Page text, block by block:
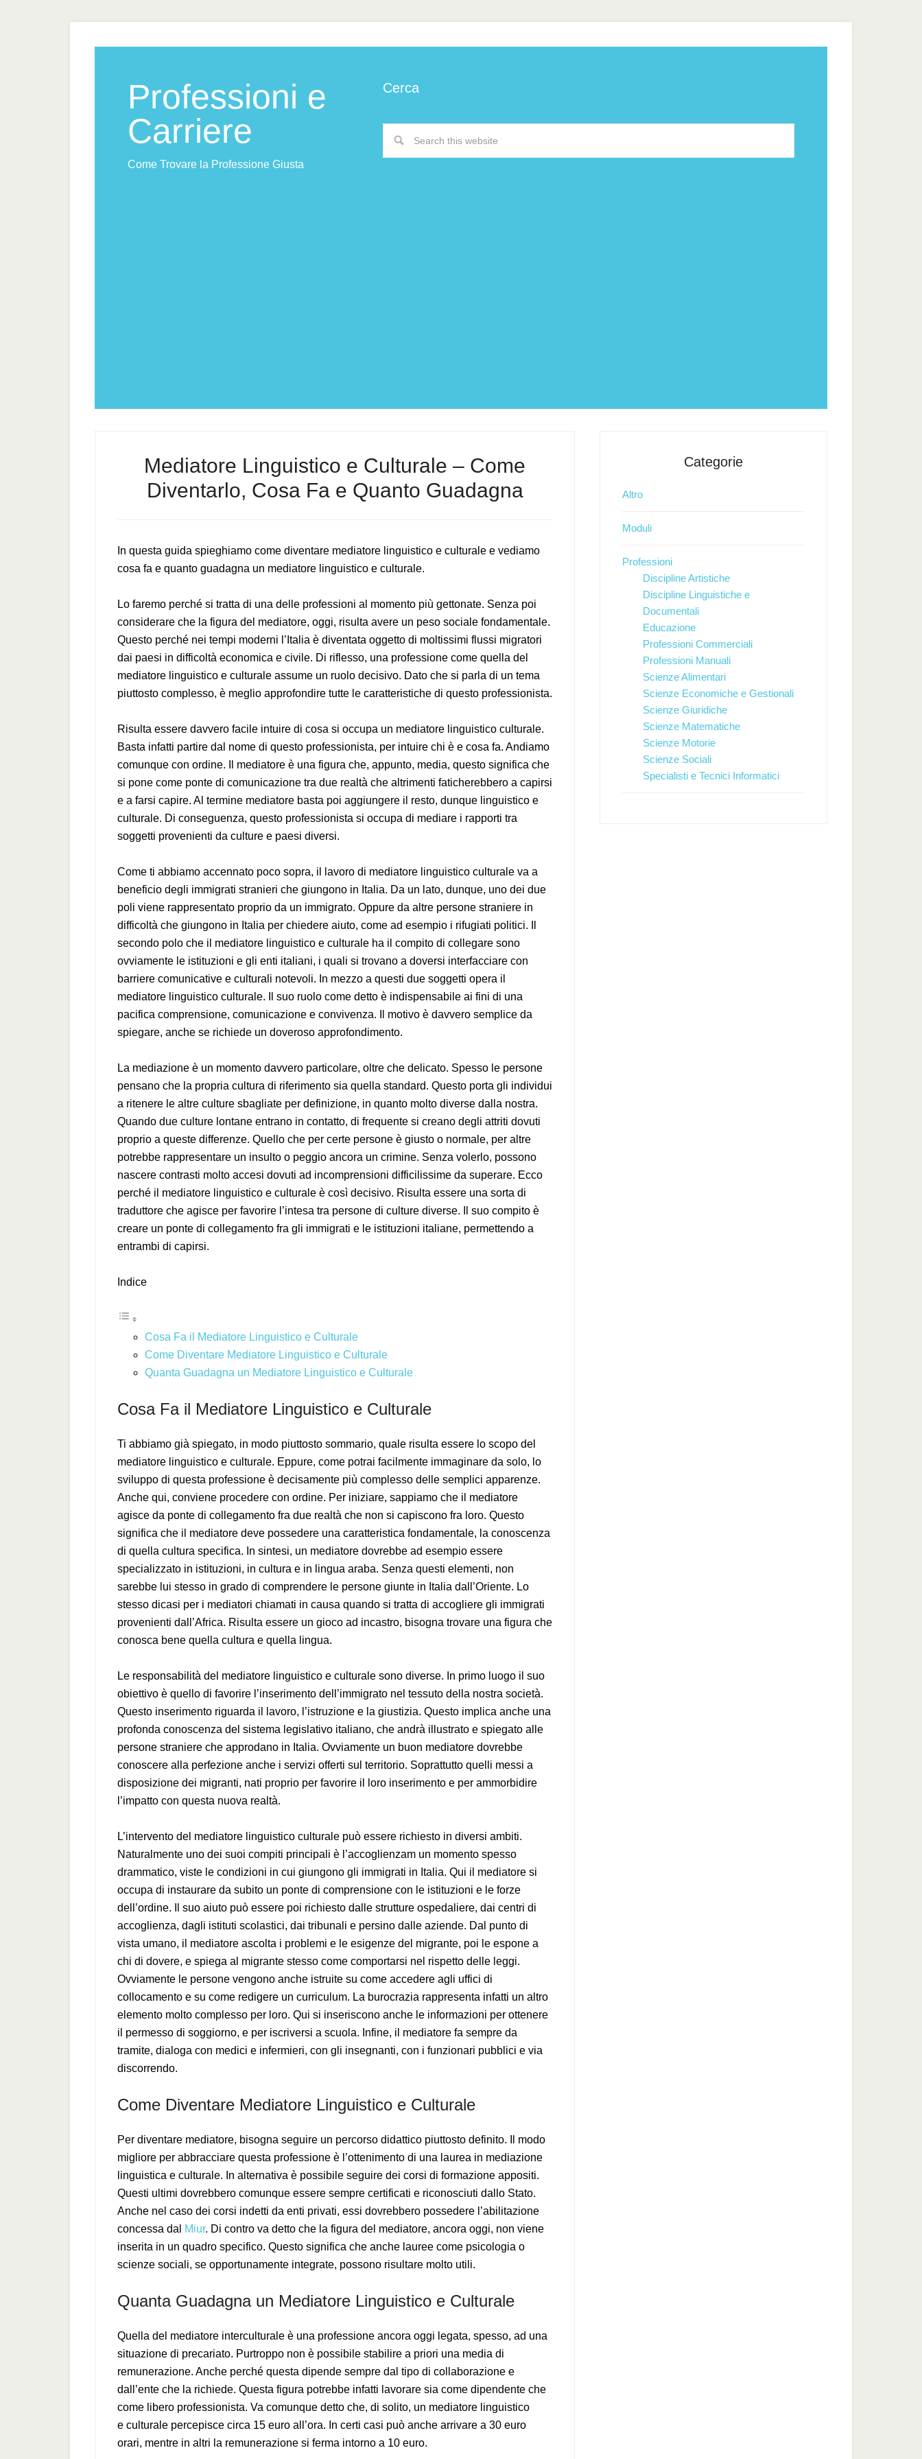
Professioni e
Carriere
Come Trovare la Professione Giusta
Cerca
Mediatore Linguistico e Culturale – Come
Diventarlo, Cosa Fa e Quanto Guadagna
In questa guida spieghiamo come diventare mediatore linguistico e culturale e vediamo
cosa fa e quanto guadagna un mediatore linguistico e culturale.
Lo faremo perché si tratta di una delle professioni al momento più gettonate. Senza poi
considerare che la figura del mediatore, oggi, risulta avere un peso sociale fondamentale.
Questo perché nei tempi moderni l’Italia è diventata oggetto di moltissimi flussi migratori
dai paesi in difficoltà economica e civile. Di riflesso, una professione come quella del
mediatore linguistico e culturale assume un ruolo decisivo. Dato che si parla di un tema
piuttosto complesso, è meglio approfondire tutte le caratteristiche di questo professionista.
Risulta essere davvero facile intuire di cosa si occupa un mediatore linguistico culturale.
Basta infatti partire dal nome di questo professionista, per intuire chi è e cosa fa. Andiamo
comunque con ordine. Il mediatore è una figura che, appunto, media, questo significa che
si pone come ponte di comunicazione tra due realtà che altrimenti faticherebbero a capirsi
e a farsi capire. Al termine mediatore basta poi aggiungere il resto, dunque linguistico e
culturale. Di conseguenza, questo professionista si occupa di mediare i rapporti tra
soggetti provenienti da culture e paesi diversi.
Come ti abbiamo accennato poco sopra, il lavoro di mediatore linguistico culturale va a
beneficio degli immigrati stranieri che giungono in Italia. Da un lato, dunque, uno dei due
poli viene rappresentato proprio da un immigrato. Oppure da altre persone straniere in
difficoltà che giungono in Italia per chiedere aiuto, come ad esempio i rifugiati politici. Il
secondo polo che il mediatore linguistico e culturale ha il compito di collegare sono
ovviamente le istituzioni e gli enti italiani, i quali si trovano a doversi interfacciare con
barriere comunicative e culturali notevoli. In mezzo a questi due soggetti opera il
mediatore linguistico culturale. Il suo ruolo come detto è indispensabile ai fini di una
pacifica comprensione, comunicazione e convivenza. Il motivo è davvero semplice da
spiegare, anche se richiede un doveroso approfondimento.
La mediazione è un momento davvero particolare, oltre che delicato. Spesso le persone
pensano che la propria cultura di riferimento sia quella standard. Questo porta gli individui
a ritenere le altre culture sbagliate per definizione, in quanto molto diverse dalla nostra.
Quando due culture lontane entrano in contatto, di frequente si creano degli attriti dovuti
proprio a queste differenze. Quello che per certe persone è giusto o normale, per altre
potrebbe rappresentare un insulto o peggio ancora un crimine. Senza volerlo, possono
nascere contrasti molto accesi dovuti ad incomprensioni difficilissime da superare. Ecco
perché il mediatore linguistico e culturale è così decisivo. Risulta essere una sorta di
traduttore che agisce per favorire l’intesa tra persone di culture diverse. Il suo compito è
creare un ponte di collegamento fra gli immigrati e le istituzioni italiane, permettendo a
entrambi di capirsi.
Indice
Cosa Fa il Mediatore Linguistico e Culturale
Come Diventare Mediatore Linguistico e Culturale
Quanta Guadagna un Mediatore Linguistico e Culturale
Cosa Fa il Mediatore Linguistico e Culturale
Ti abbiamo già spiegato, in modo piuttosto sommario, quale risulta essere lo scopo del
mediatore linguistico e culturale. Eppure, come potrai facilmente immaginare da solo, lo
sviluppo di questa professione è decisamente più complesso delle semplici apparenze.
Anche qui, conviene procedere con ordine. Per iniziare, sappiamo che il mediatore
agisce da ponte di collegamento fra due realtà che non si capiscono fra loro. Questo
significa che il mediatore deve possedere una caratteristica fondamentale, la conoscenza
di quella cultura specifica. In sintesi, un mediatore dovrebbe ad esempio essere
specializzato in istituzioni, in cultura e in lingua araba. Senza questi elementi, non
sarebbe lui stesso in grado di comprendere le persone giunte in Italia dall’Oriente. Lo
stesso dicasi per i mediatori chiamati in causa quando si tratta di accogliere gli immigrati
provenienti dall’Africa. Risulta essere un gioco ad incastro, bisogna trovare una figura che
conosca bene quella cultura e quella lingua.
Le responsabilità del mediatore linguistico e culturale sono diverse. In primo luogo il suo
obiettivo è quello di favorire l’inserimento dell’immigrato nel tessuto della nostra società.
Questo inserimento riguarda il lavoro, l’istruzione e la giustizia. Questo implica anche una
profonda conoscenza del sistema legislativo italiano, che andrà illustrato e spiegato alle
persone straniere che approdano in Italia. Ovviamente un buon mediatore dovrebbe
conoscere alla perfezione anche i servizi offerti sul territorio. Soprattutto quelli messi a
disposizione dei migranti, nati proprio per favorire il loro inserimento e per ammorbidire
l’impatto con questa nuova realtà.
L’intervento del mediatore linguistico culturale può essere richiesto in diversi ambiti.
Naturalmente uno dei suoi compiti principali è l’accoglienzam un momento spesso
drammatico, viste le condizioni in cui giungono gli immigrati in Italia. Qui il mediatore si
occupa di instaurare da subito un ponte di comprensione con le istituzioni e le forze
dell’ordine. Il suo aiuto può essere poi richiesto dalle strutture ospedaliere, dai centri di
accoglienza, dagli istituti scolastici, dai tribunali e persino dalle aziende. Dal punto di
vista umano, il mediatore ascolta i problemi e le esigenze del migrante, poi le espone a
chi di dovere, e spiega al migrante stesso come comportarsi nel rispetto delle leggi.
Ovviamente le persone vengono anche istruite su come accedere agli uffici di
collocamento e su come redigere un curriculum. La burocrazia rappresenta infatti un altro
elemento molto complesso per loro. Qui si inseriscono anche le informazioni per ottenere
il permesso di soggiorno, e per iscriversi a scuola. Infine, il mediatore fa sempre da
tramite, dialoga con medici e infermieri, con gli insegnanti, con i funzionari pubblici e via
discorrendo.
Come Diventare Mediatore Linguistico e Culturale
Per diventare mediatore, bisogna seguire un percorso didattico piuttosto definito. Il modo
migliore per abbracciare questa professione è l’ottenimento di una laurea in mediazione
linguistica e culturale. In alternativa è possibile seguire dei corsi di formazione appositi.
Questi ultimi dovrebbero comunque essere sempre certificati e riconosciuti dallo Stato.
Anche nel caso dei corsi indetti da enti privati, essi dovrebbero possedere l’abilitazione
concessa dal
Miur. Di contro va detto che la figura del mediatore, ancora oggi, non viene
inserita in un quadro specifico. Questo significa che anche lauree come psicologia o
scienze sociali, se opportunamente integrate, possono risultare molto utili.
Quanta Guadagna un Mediatore Linguistico e Culturale
Quella del mediatore interculturale è una professione ancora oggi legata, spesso, ad una
situazione di precariato. Purtroppo non è possibile stabilire a priori una media di
remunerazione. Anche perché questa dipende sempre dal tipo di collaborazione e
dall’ente che la richiede. Questa figura potrebbe infatti lavorare sia come dipendente che
come libero professionista. Va comunque detto che, di solito, un mediatore linguistico
e culturale percepisce circa 15 euro all’ora. In certi casi può anche arrivare a 30 euro
orari, mentre in altri la remunerazione si ferma intorno a 10 euro.
Categorie
Altro
Moduli
Professioni
Discipline Artistiche
Discipline Linguistiche e
Documentali
Educazione
Professioni Commerciali
Professioni Manuali
Scienze Alimentari
Scienze Economiche e Gestionali
Scienze Giuridiche
Scienze Matematiche
Scienze Motorie
Scienze Sociali
Specialisti e Tecnici Informatici